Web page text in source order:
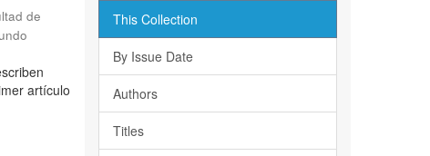
de
artículo
This Collection
By Issue Date
Authors
Titles